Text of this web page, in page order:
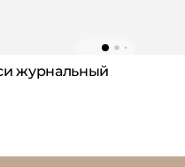
журнальный